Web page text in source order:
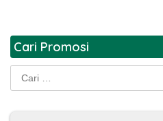
Cari Promosi